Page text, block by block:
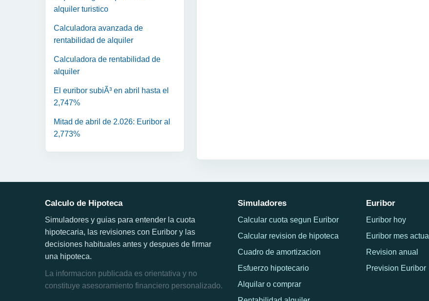
alquiler turistico
Calculadora avanzada de
rentabilidad de alquiler
Calculadora de rentabilidad de
alquiler
El euribor subiÃ³ en abril hasta el
2,747%
Mitad de abril de 2.026: Euribor al
2,773%
Calculo de Hipoteca
Simuladores y guias para entender la cuota
hipotecaria, las revisiones con Euribor y las
decisiones habituales antes y despues de firmar
una hipoteca.
La informacion publicada es orientativa y no
constituye asesoramiento financiero personalizado.
Simuladores
Calcular cuota segun Euribor
Calcular revision de hipoteca
Cuadro de amortizacion
Esfuerzo hipotecario
Alquilar o comprar
Euribor
Euribor hoy
Euribor mes actual
Revision anual
Prevision Euribor